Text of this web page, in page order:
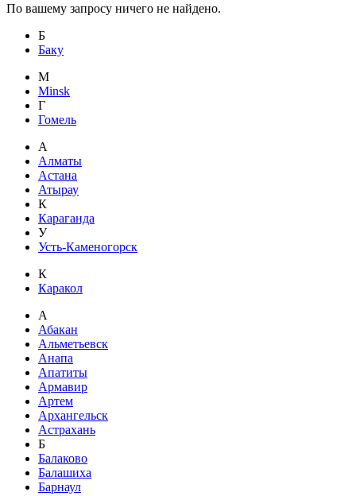
По вашему запросу ничего не найдено.
Б
Баку
M
Minsk
Г
Гомель
А
Алматы
Астана
Атырау
К
Караганда
У
Усть-Каменогорск
К
Каракол
А
Абакан
Альметьевск
Анапа
Апатиты
Армавир
Артем
Архангельск
Астрахань
Б
Балаково
Балашиха
Барнаул